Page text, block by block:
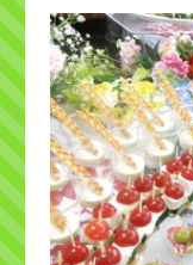
学校での謝恩会
交流会